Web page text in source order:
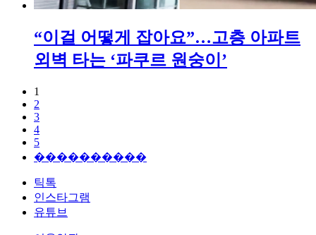
“이걸 어떻게 잡아요”…고층 아파트
외벽 타는 ‘파쿠르 원숭이’
1
2
3
4
5
����������
틱톡
인스타그램
유튜브